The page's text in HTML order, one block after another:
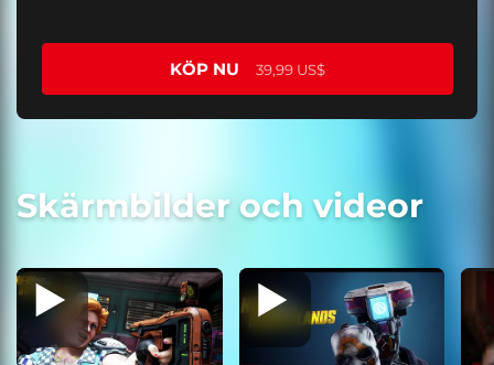
KÖP NU 39,99 US$
Skärmbilder och videor